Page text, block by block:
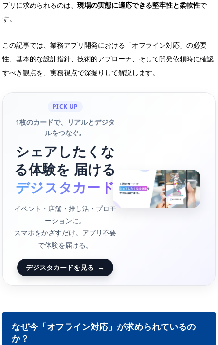
プリに求められるのは、 現場の実態に適応できる堅牢性と柔軟性で
す。
この記事では、業務アプリ開発における「オフライン対応」の必要
性、基本的な設計指針、技術的アプローチ、そして開発依頼時に確認
すべき観点を、実務視点で深掘りして解説します。
PICK UP
1枚のカードで、リアルとデジタ
ルをつなぐ。
シェアしたくな
る体験を 届ける
デジスタカード
イベント・店舗・推し活・プロモ
ーションに。
スマホをかざすだけ。アプリ不要
で体験を届ける。
デジスタカードを見る →
なぜ今「オフライン対応」が求められているの
か？